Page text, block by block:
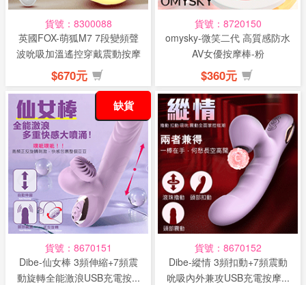
貨號：8300088
英國FOX-萌狐M7 7段變頻聲
波吮吸加溫遙控穿戴震動按摩
棒...
$670元
貨號：8720150
omysky-微笑二代 高質感防水
AV女優按摩棒-粉
$360元
貨號：8670151
Dibe-仙女棒 3頻伸縮+7頻震
動旋轉全能激浪USB充電按...
缺貨
貨號：8670152
Dibe-縱情 3頻扣動+7頻震動
吮吸內外兼攻USB充電按摩...